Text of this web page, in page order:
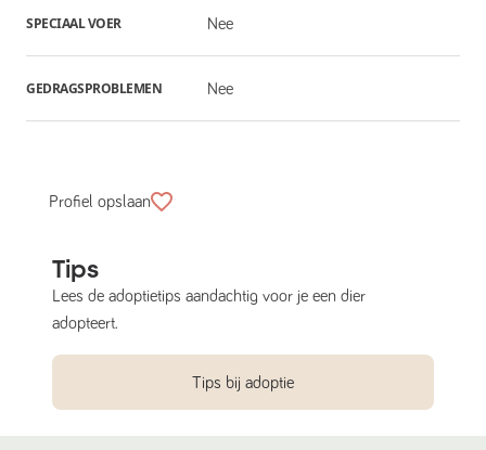
SPECIAAL VOER Nee
GEDRAGSPROBLEMEN Nee
Profiel opslaan
Tips
Lees de adoptietips aandachtig voor je een dier
adopteert.
Tips bij adoptie